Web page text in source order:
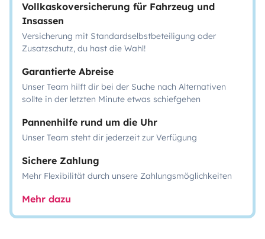
Vollkaskoversicherung für Fahrzeug und
Insassen
Versicherung mit Standardselbstbeteiligung oder
Zusatzschutz, du hast die Wahl!
Garantierte Abreise
Unser Team hilft dir bei der Suche nach Alternativen
sollte in der letzten Minute etwas schiefgehen
Pannenhilfe rund um die Uhr
Unser Team steht dir jederzeit zur Verfügung
Sichere Zahlung
Mehr Flexibilität durch unsere Zahlungsmöglichkeiten
Mehr dazu